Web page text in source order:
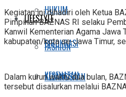
LIFESTYLE
FASHION
KESEHATAN
HUKUM
BIROKRASI
KEBANGSAAN
Kegiatan ini dihadiri oleh Ketua
Pimpinan BAZNAS RI selaku
Kanwil Kementerian Agama Jawa
kabupaten/kota se-Jawa Timur,
Dalam kurun waktu dua bulan,
tersebut disalurkan melalui